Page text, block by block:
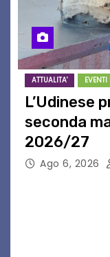
ATTUALITA'
L’Udinese
seconda
2026/27
Ago 6, 2026